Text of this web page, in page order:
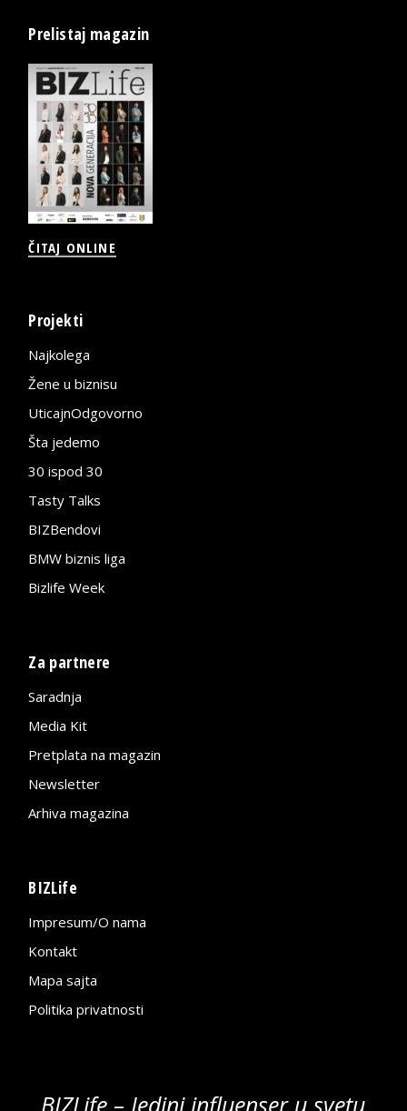
Prelistaj magazin
ČITAJ ONLINE
Projekti
Najkolega
Žene u biznisu
UticajnOdgovorno
Šta jedemo
30 ispod 30
Tasty Talks
BIZBendovi
BMW biznis liga
Bizlife Week
Za partnere
Saradnja
Media Kit
Pretplata na magazin
Newsletter
Arhiva magazina
BIZLife
Impresum/O nama
Kontakt
Mapa sajta
Politika privatnosti
BIZLife – Jedini influenser u svetu